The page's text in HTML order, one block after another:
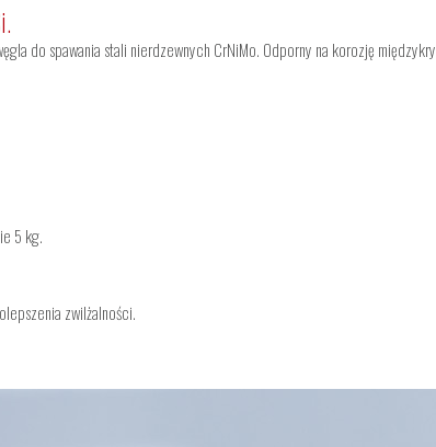
do spawania stali nierdzewnych CrNiMo. Odporny na korozję
5 kg.
zwilżalności.